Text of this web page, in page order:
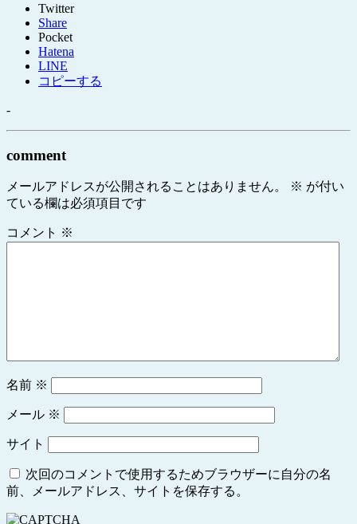
Twitter
Share
Pocket
Hatena
LINE
コピーする
-
comment
メールアドレスが公開されることはありません。 ※ が付い
ている欄は必須項目です
コメント ※
名前 ※
メール ※
サイト
次回のコメントで使用するためブラウザーに自分の名
前、メールアドレス、サイトを保存する。